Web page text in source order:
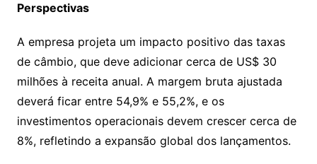
Perspectivas
A empresa projeta um impacto positivo das taxas
de câmbio, que deve adicionar cerca de US$ 30
milhões à receita anual. A margem bruta ajustada
deverá ficar entre 54,9% e 55,2%, e os
investimentos operacionais devem crescer cerca de
8%, refletindo a expansão global dos lançamentos.